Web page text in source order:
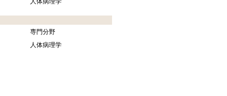
専門分野
人体病理学